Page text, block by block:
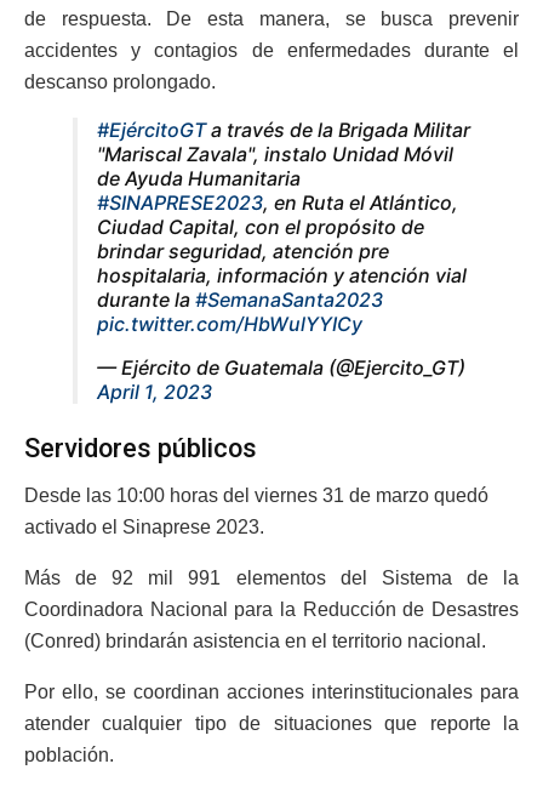
de respuesta. De esta manera, se busca prevenir
accidentes y contagios de enfermedades durante el
descanso prolongado.
#EjércitoGTa través de la Brigada Militar
"Mariscal Zavala", instalo Unidad Móvil
de Ayuda Humanitaria
#SINAPRESE2023, en Ruta el Atlántico,
Ciudad Capital, con el propósito de
brindar seguridad, atención pre
hospitalaria, información y atención vial
durante la #SemanaSanta2023
pic.twitter.com/HbWulYYICy
— Ejército de Guatemala (@Ejercito_GT)
April 1, 2023
Servidores públicos
Desde las 10:00 horas del viernes 31 de marzo quedó
activado el Sinaprese 2023.
Más de 92 mil 991 elementos del Sistema de la
Coordinadora Nacional para la Reducción de Desastres
(Conred) brindarán asistencia en el territorio nacional.
Por ello, se coordinan acciones interinstitucionales para
atender cualquier tipo de situaciones que reporte la
población.